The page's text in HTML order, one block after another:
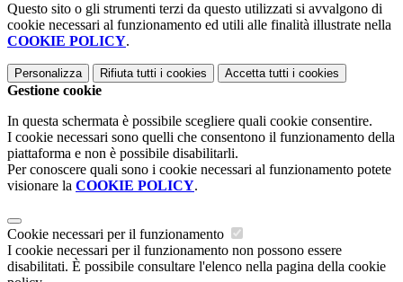
Questo sito o gli strumenti terzi da questo utilizzati si avvalgono di
cookie necessari al funzionamento ed utili alle finalità illustrate nella
COOKIE POLICY.
Personalizza Rifiuta tutti i cookies Accetta tutti i cookies
Gestione cookie
In questa schermata è possibile scegliere quali cookie consentire.
I cookie necessari sono quelli che consentono il funzionamento della
piattaforma e non è possibile disabilitarli.
Per conoscere quali sono i cookie necessari al funzionamento potete
visionare la COOKIE POLICY.
Cookie necessari per il funzionamento
I cookie necessari per il funzionamento non possono essere
disabilitati. È possibile consultare l'elenco nella pagina della cookie